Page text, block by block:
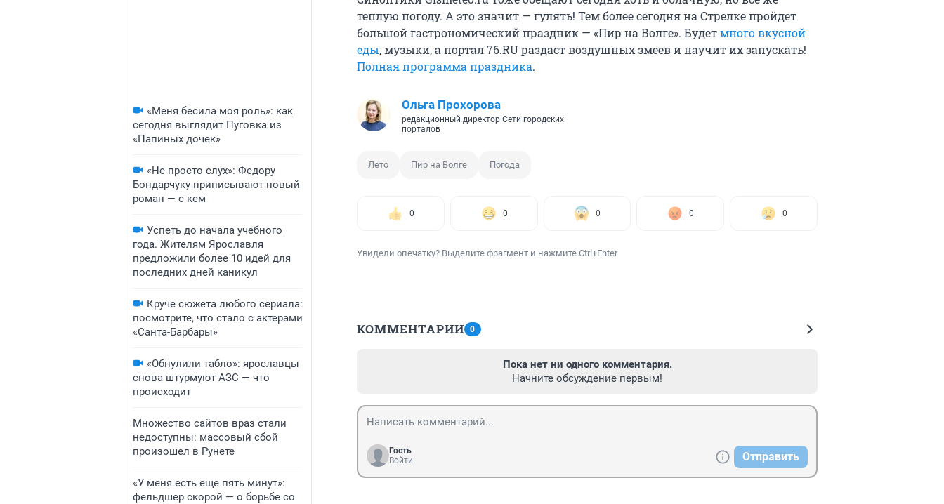
«Меня бесила моя роль»: как
сегодня выглядит Пуговка из
«Папиных дочек»
«Не просто слух»: Федору
Бондарчуку приписывают новый
роман — с кем
Успеть до начала учебного
года. Жителям Ярославля
предложили более 10 идей для
последних дней каникул
Круче сюжета любого сериала:
посмотрите, что стало с актерами
«Санта-Барбары»
«Обнулили табло»: ярославцы
снова штурмуют АЗС — что
происходит
Множество сайтов враз стали
недоступны: массовый сбой
произошел в Рунете
«У меня есть еще пять минут»:
фельдшер скорой — о борьбе со
теплую погоду. А это значит — гулять! Тем более сегодня на Стрелке пройдет
большой гастрономический праздник — «Пир на Волге». Будетмного вкусной
еды, музыки, а портал 76.RU раздаст воздушных змеев и научит их запускать!
Полная программа праздника.
Ольга Прохорова
редакционный директор Сети городских
порталов
Лето Пир на Волге Погода
0 0 0 0 0
Увидели опечатку? Выделите фрагмент и нажмите Ctrl+Enter
КОММЕНТАРИИ 0
Пока нет ни одного комментария.
Начните обсуждение первым!
Гость
Войти
Отправить